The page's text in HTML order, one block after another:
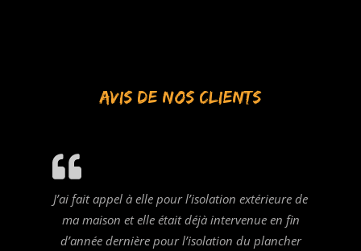
AVIS DE NOS CLIENTS
J’ai fait appel à elle pour l’isolation extérieure de
ma maison et elle était déjà intervenue en fin
d’année dernière pour l’isolation du plancher